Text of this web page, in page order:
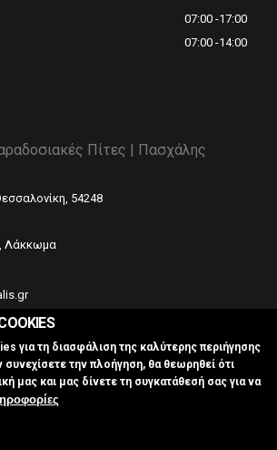
07:00 -17:00
07:00 -14:00
Πίτες | Πασχάλης
54248
Λάκκωμα
Istology | Web & Marketing Solutions
για τη διασφάλιση της καλύτερης περιήγησης
την πλοήγηση, θα θεωρηθεί ότι
μας και μας δίνετε τη συγκατάθεσή σας για να